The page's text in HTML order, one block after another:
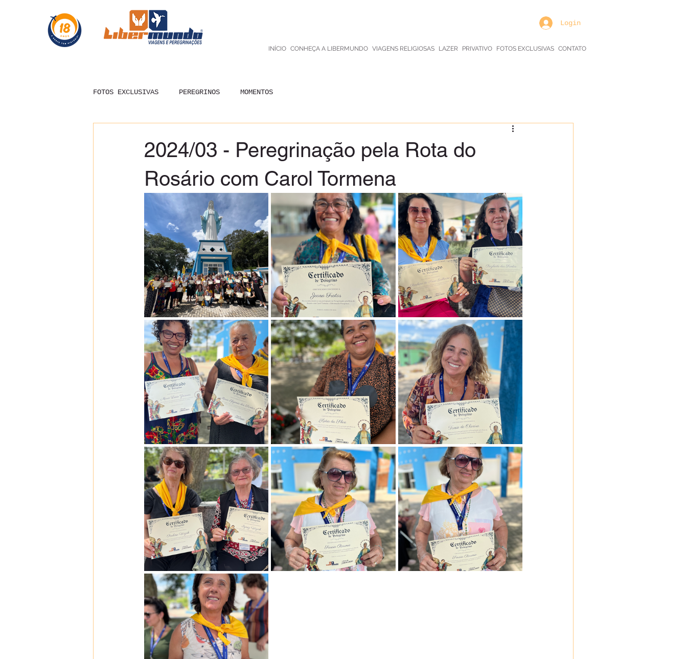
Login
INÍCIO CONHEÇA A LIBERMUNDO VIAGENS RELIGIOSAS LAZER PRIVATIVO FOTOS EXCLUSIVAS CONTATO
FOTOS EXCLUSIVAS PEREGRINOS MOMENTOS
2024/03 - Peregrinação pela Rota do
Rosário com Carol Tormena